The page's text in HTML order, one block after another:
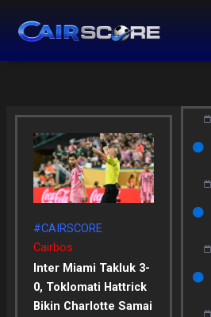
content
#CAIRSCORE
Cairbos
Inter Miami Takluk 3-
0, Toklomati Hattrick
Bikin Charlotte Samai